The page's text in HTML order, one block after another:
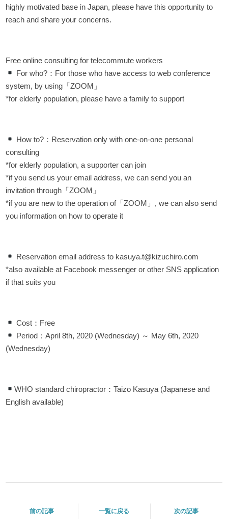
highly motivated base in Japan, please have this opportunity to
reach and share your concerns.
Free online consulting for telecommute workers
For who?：For those who have access to web conference
system, by using「ZOOM」
*for elderly population, please have a family to support
How to?：Reservation only with one-on-one personal
consulting
*for elderly population, a supporter can join
*if you send us your email address, we can send you an
invitation through「ZOOM」
*if you are new to the operation of「ZOOM」, we can also send
you information on how to operate it
Reservation email address to kasuya.t@kizuchiro.com
*also available at Facebook messenger or other SNS application
if that suits you
Cost：Free
Period：April 8th, 2020 (Wednesday) ～ May 6th, 2020
(Wednesday)
WHO standard chiropractor：Taizo Kasuya (Japanese and
English available)
前の記事 一覧に戻る 次の記事